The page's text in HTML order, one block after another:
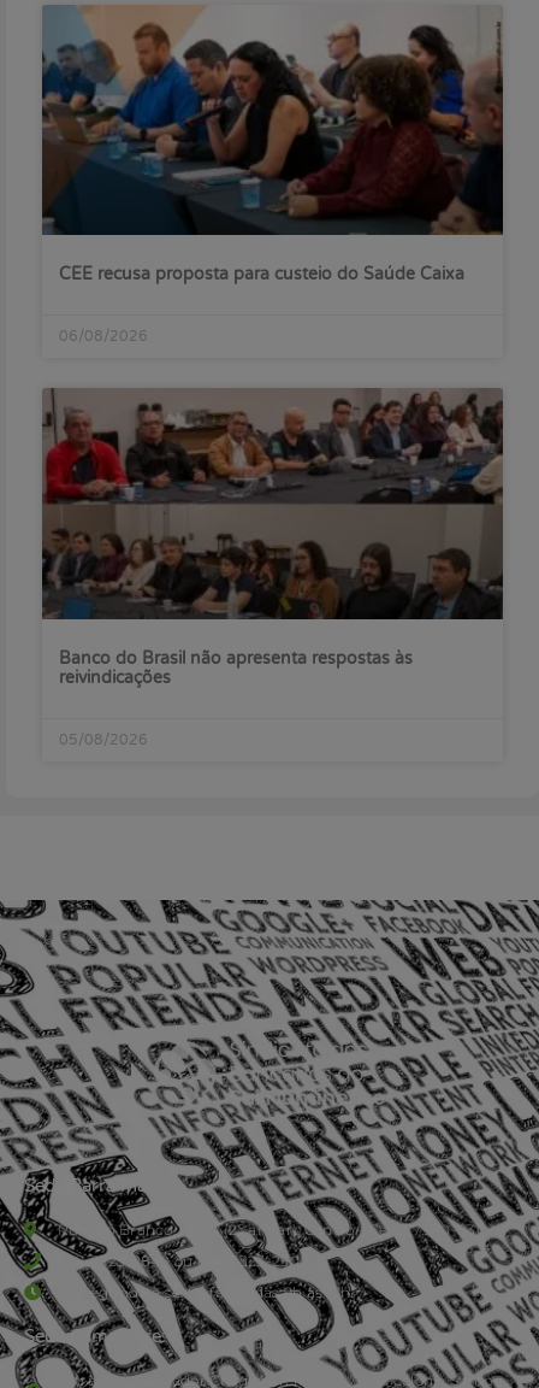
CEE recusa proposta para custeio do Saúde Caixa
06/08/2026
Banco do Brasil não apresenta respostas às
reivindicações
05/08/2026
Sede Barra Mansa
Rua Rio Branco, nº107 (2º andar), Centro - Cep: 27.330-030
(24) 3323-2848 ou (24) 3323-2500
De segunda à sexta-feira , das 9h às 17h.
Sede Campestre:
Estrada Governador Chagas Freitas – 3.780 – Colônia Santo